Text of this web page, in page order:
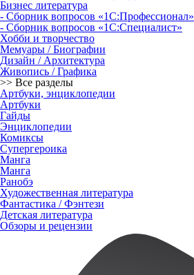
Бизнес литература
- Сборник вопросов «1С:Профессионал»
- Сборник вопросов «1С:Специалист»
Хобби и творчество
Мемуары / Биографии
Дизайн / Архитектура
Живопись / Графика
>> Все разделы
Артбуки, энциклопедии
Артбуки
Гайды
Энциклопедии
Комиксы
Супергероика
Манга
Манга
Ранобэ
Художественная литература
Фантастика / Фэнтези
Детская литература
Обзоры и рецензии